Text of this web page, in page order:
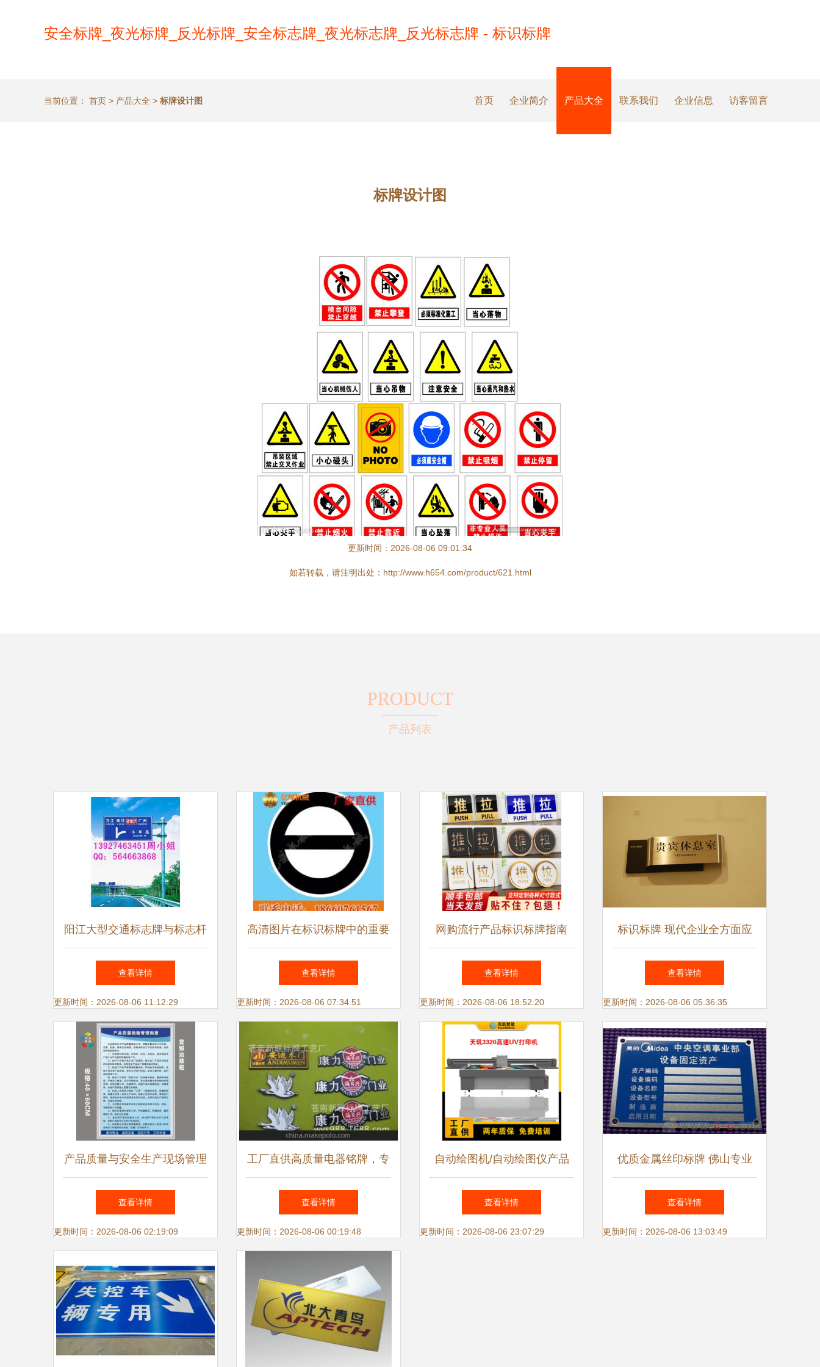
安全标牌_夜光标牌_反光标牌_安全标志牌_夜光标志牌_反光标志牌 - 标识标牌
首页 企业简介 产品大全 联系我们 企业信息 访客留言
当前位置： 首页 > 产品大全 > 标牌设计图
标牌设计图
更新时间：2026-08-06 09:01:34
如若转载，请注明出处：http://www.h654.com/product/621.html
PRODUCT
产品列表
阳江大型交通标志牌与标志杆
厂家 优质交通设施产品批发
解析
查看详情
更新时间：2026-08-06 11:12:29
高清图片在标识标牌中的重要
性及应用
查看详情
更新时间：2026-08-06 07:34:51
网购流行产品标识标牌指南
选择、趋势与实用技巧
查看详情
更新时间：2026-08-06 18:52:20
标识标牌 现代企业全方面应
用的核心产品
查看详情
更新时间：2026-08-06 05:36:35
产品质量与安全生产现场管理
制度及标识规范
查看详情
更新时间：2026-08-06 02:19:09
工厂直供高质量电器铭牌，专
业定制高光冲压铝牌标牌
查看详情
更新时间：2026-08-06 00:19:48
自动绘图机/自动绘图仪产品
信息标识标牌详解
查看详情
更新时间：2026-08-06 23:07:29
优质金属丝印标牌 佛山专业
设计生产的标识标牌解决方案
查看详情
更新时间：2026-08-06 13:03:49